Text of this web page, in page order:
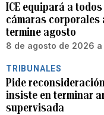
ICE equipará a
cámaras corporales
termine agosto
8 de agosto de 2026 a
TRIBUNALES
Pide
insiste en terminar
supervisada